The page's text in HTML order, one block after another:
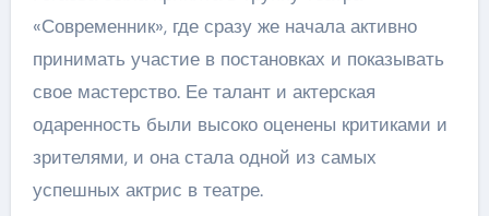
«Современник», где сразу же начала активно
принимать участие в постановках и показывать
свое мастерство. Ее талант и актерская
одаренность были высоко оценены критиками и
зрителями, и она стала одной из самых
успешных актрис в театре.